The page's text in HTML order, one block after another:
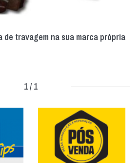
de travagem na sua marca própria
1 / 1